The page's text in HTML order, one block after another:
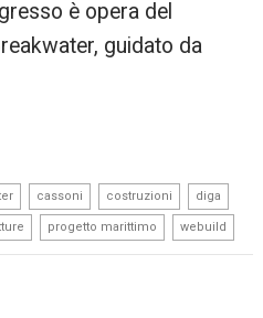
è opera del
guidato da
cassoni costruzioni diga
progetto marittimo webuild